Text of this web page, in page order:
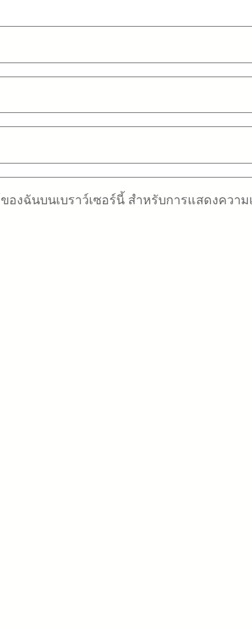
องฉันบนเบราว์เซอร์นี้ สำหรับการแสดงความ